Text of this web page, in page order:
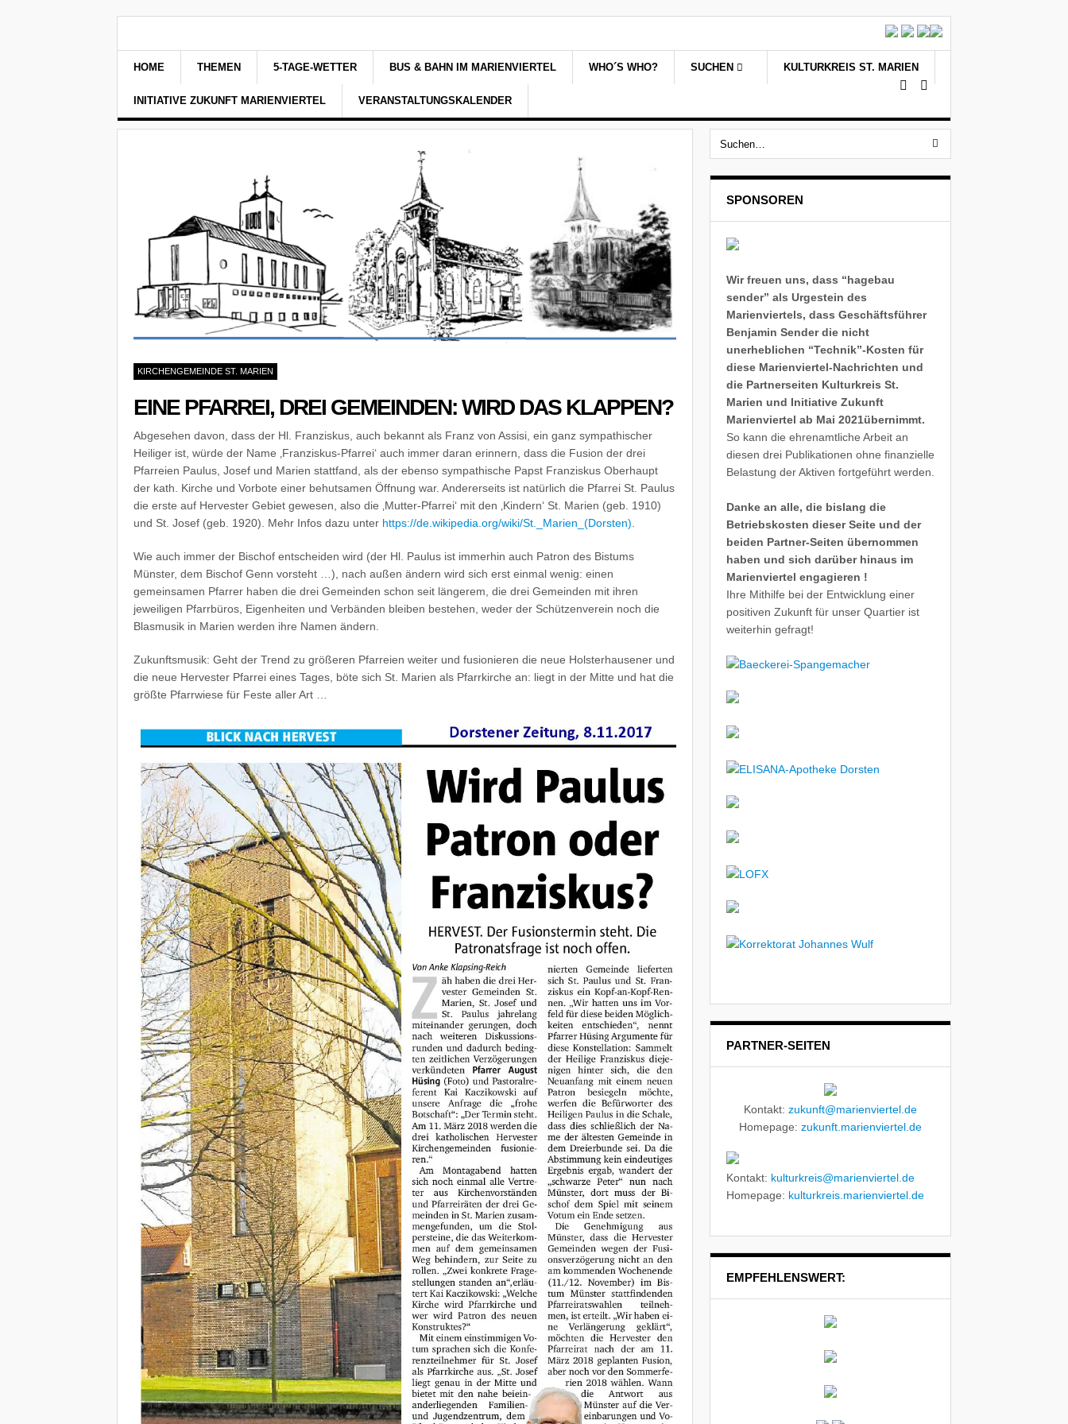
HOME THEMEN 5-TAGE-WETTER BUS & BAHN IM MARIENVIERTEL WHO´S WHO? SUCHEN KULTURKREIS ST. MARIEN
INITIATIVE ZUKUNFT MARIENVIERTEL VERANSTALTUNGSKALENDER
KIRCHENGEMEINDE ST. MARIEN
EINE PFARREI, DREI GEMEINDEN: WIRD DAS KLAPPEN?
Abgesehen davon, dass der Hl. Franziskus, auch bekannt als Franz von Assisi, ein ganz sympathischer
Heiliger ist, würde der Name ‚Franziskus-Pfarrei‘ auch immer daran erinnern, dass die Fusion der drei
Pfarreien Paulus, Josef und Marien stattfand, als der ebenso sympathische Papst Franziskus Oberhaupt
der kath. Kirche und Vorbote einer behutsamen Öffnung war. Andererseits ist natürlich die Pfarrei St. Paulus
die erste auf Hervester Gebiet gewesen, also die ‚Mutter-Pfarrei‘ mit den ‚Kindern‘ St. Marien (geb. 1910)
und St. Josef (geb. 1920). Mehr Infos dazu unter https://de.wikipedia.org/wiki/St._Marien_(Dorsten).
Wie auch immer der Bischof entscheiden wird (der Hl. Paulus ist immerhin auch Patron des Bistums
Münster, dem Bischof Genn vorsteht …), nach außen ändern wird sich erst einmal wenig: einen
gemeinsamen Pfarrer haben die drei Gemeinden schon seit längerem, die drei Gemeinden mit ihren
jeweiligen Pfarrbüros, Eigenheiten und Verbänden bleiben bestehen, weder der Schützenverein noch die
Blasmusik in Marien werden ihre Namen ändern.
Zukunftsmusik: Geht der Trend zu größeren Pfarreien weiter und fusionieren die neue Holsterhausener und
die neue Hervester Pfarrei eines Tages, böte sich St. Marien als Pfarrkirche an: liegt in der Mitte und hat die
größte Pfarrwiese für Feste aller Art …
SPONSOREN
Wir freuen uns, dass “hagebau
sender” als Urgestein des
Marienviertels, dass Geschäftsführer
Benjamin Sender die nicht
unerheblichen “Technik”-Kosten für
diese Marienviertel-Nachrichten und
die Partnerseiten Kulturkreis St.
Marien und Initiative Zukunft
Marienviertel ab Mai 2021übernimmt.
So kann die ehrenamtliche Arbeit an
diesen drei Publikationen ohne finanzielle
Belastung der Aktiven fortgeführt werden.
Danke an alle, die bislang die
Betriebskosten dieser Seite und der
beiden Partner-Seiten übernommen
haben und sich darüber hinaus im
Marienviertel engagieren !
Ihre Mithilfe bei der Entwicklung einer
positiven Zukunft für unser Quartier ist
weiterhin gefragt!
PARTNER-SEITEN
Kontakt: zukunft@marienviertel.de
Homepage: zukunft.marienviertel.de
Kontakt: kulturkreis@marienviertel.de
Homepage: kulturkreis.marienviertel.de
EMPFEHLENSWERT: